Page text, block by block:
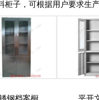
柜子，可根据用户要求生